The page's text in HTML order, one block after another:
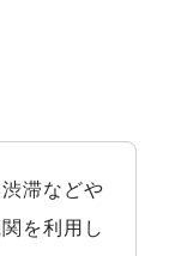
滞などや
を利用し